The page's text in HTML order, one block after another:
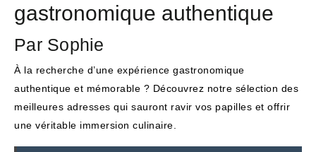
gastronomique authentique
Par Sophie
À la recherche d’une expérience gastronomique
authentique et mémorable ? Découvrez notre sélection des
meilleures adresses qui sauront ravir vos papilles et offrir
une véritable immersion culinaire.